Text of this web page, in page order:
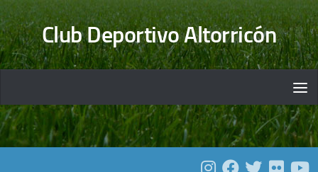
Saltar al contenido
Club Deportivo Altorricón